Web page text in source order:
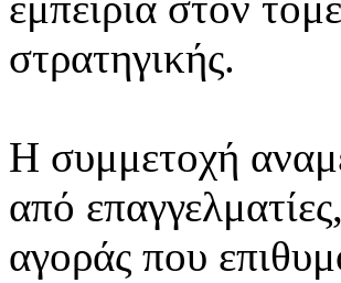
στρατηγικής.
Η συμμετοχή
από
αγοράς που